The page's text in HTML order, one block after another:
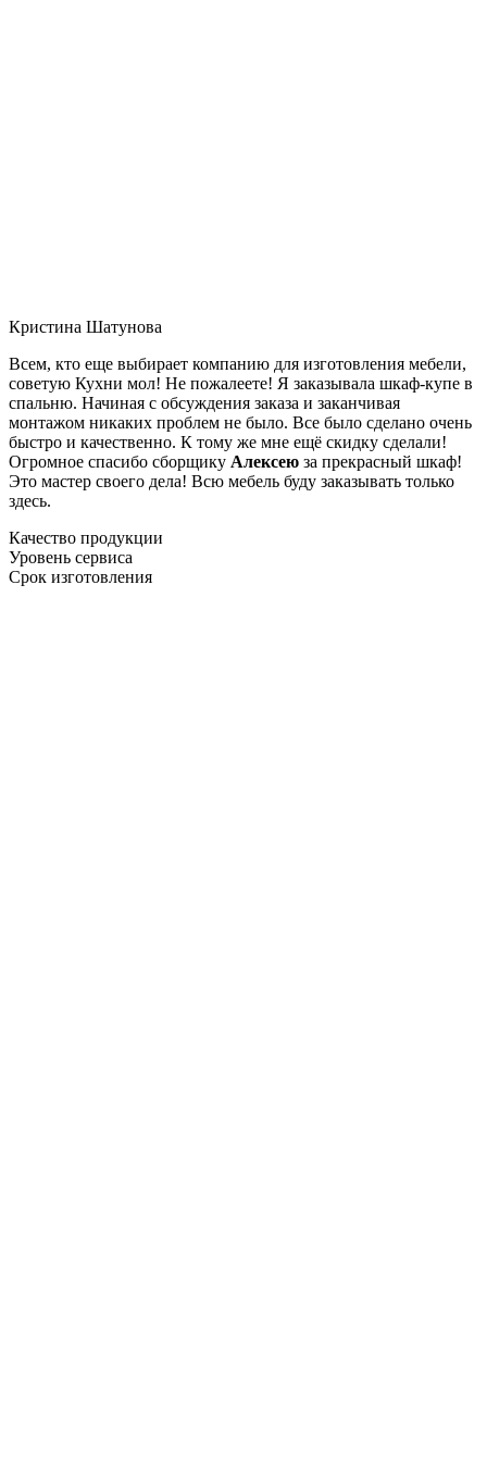
Кристина Шатунова
Всем, кто еще выбирает компанию для изготовления мебели,
советую Кухни мол! Не пожалеете! Я заказывала шкаф-купе в
спальню. Начиная с обсуждения заказа и заканчивая
монтажом никаких проблем не было. Все было сделано очень
быстро и качественно. К тому же мне ещё скидку сделали!
Огромное спасибо сборщику Алексею за прекрасный шкаф!
Это мастер своего дела! Всю мебель буду заказывать только
здесь.
Качество продукции
Уровень сервиса
Срок изготовления